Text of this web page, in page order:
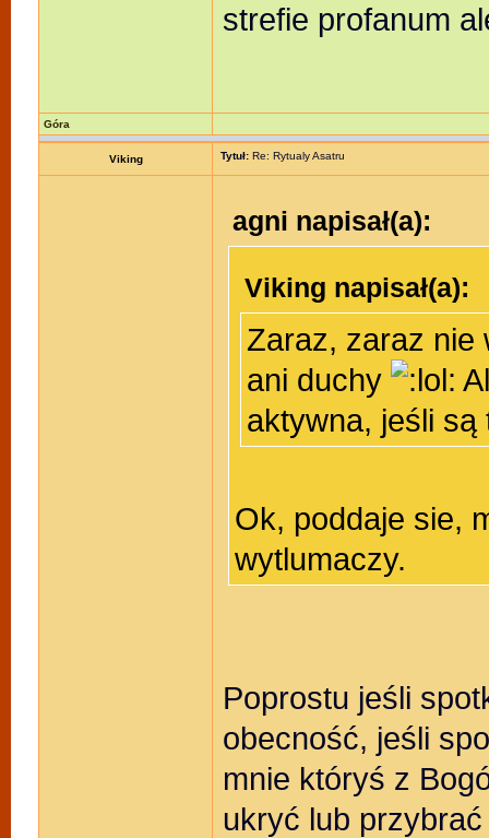
strefie profanum
Góra
Viking Tytuł: Re: Rytualy Asatru
agni napisał(a):
Viking napisał(a):
Zaraz, zaraz nie
ani duchy
aktywna, jeśli
Ok, poddaje sie,
wytlumaczy.
Poprostu jeśli
obecność, jeśli
mnie któryś z
ukryć lub